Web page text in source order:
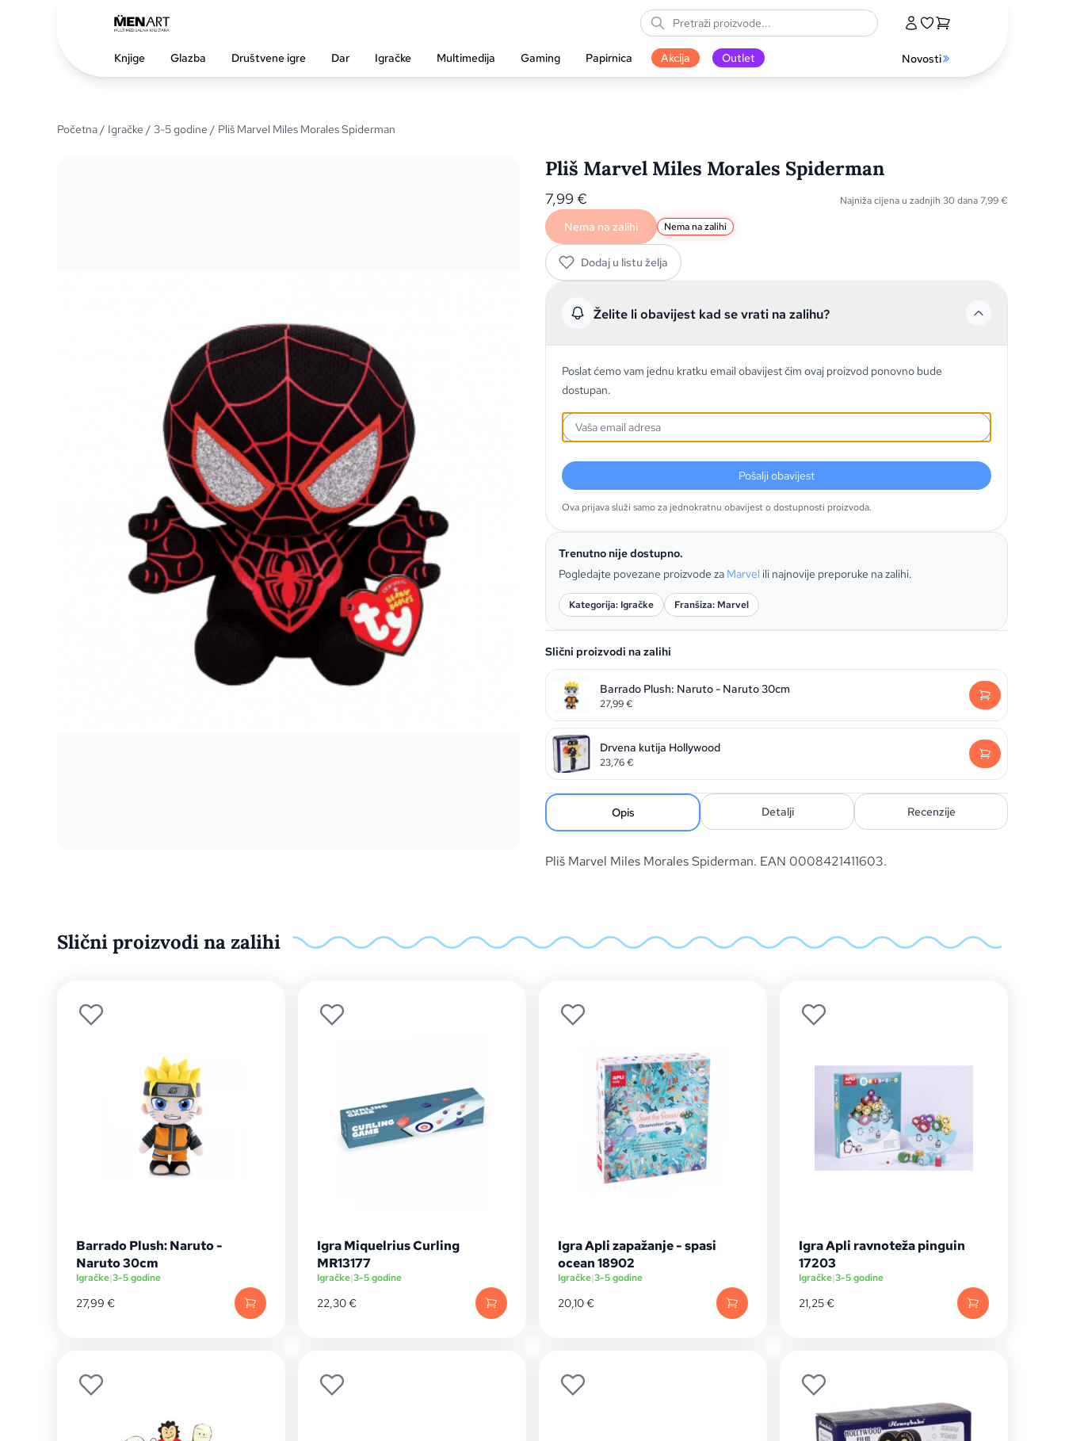
Knjige Glazba Društvene igre Dar Igračke Multimedija Gaming Papirnica Akcija Outlet Novosti
Početna/ Igračke / 3-5 godine / Pliš Marvel Miles Morales Spiderman
Pliš Marvel Miles Morales Spiderman
7,99 € Najniža cijena u zadnjih 30 dana7,99€
Nema na zalihi Nema na zalihi
Dodaj u listu želja
Želite li obavijest kad se vrati na zalihu?
Poslat ćemo vam jednu kratku email obavijest čim ovaj proizvod ponovno bude
dostupan.
Pošalji obavijest
Ova prijava služi samo za jednokratnu obavijest o dostupnosti proizvoda.
Trenutno nije dostupno.
Pogledajte povezane proizvode za Marvel ili najnovije preporuke na zalihi.
Kategorija: Igračke Franšiza: Marvel
Slični proizvodi na zalihi
Barrado Plush: Naruto - Naruto 30cm
27,99€
Drvena kutija Hollywood
23,76€
Opis Detalji Recenzije
Pliš Marvel Miles Morales Spiderman. EAN 0008421411603.
Slični proizvodi na zalihi
Barrado Plush: Naruto -
Naruto 30cm
Igračke|3-5 godine
27,99 €
Igra Miquelrius Curling
MR13177
Igračke|3-5 godine
22,30€
Igra Apli zapažanje - spasi
ocean 18902
Igračke|3-5 godine
20,10€
Igra Apli ravnoteža pinguin
17203
Igračke|3-5 godine
21,25€